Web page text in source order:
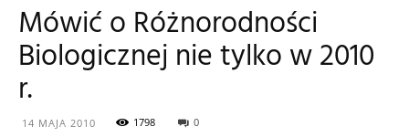
ekologiczna
Mówić o Różnorodności
Biologicznej nie tylko w 2010
r.
14 MAJA 2010 1798 0